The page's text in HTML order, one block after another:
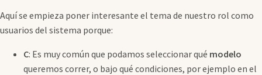
Aquí se empieza poner interesante el tema de nuestro rol como
usuarios del sistema porque:
C: Es muy común que podamos seleccionar qué modelo
queremos correr, o bajo qué condiciones, por ejemplo en el